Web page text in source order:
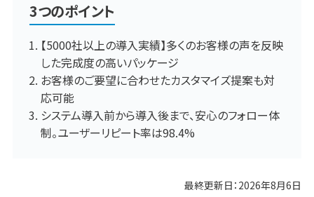
3つのポイント
【5000社以上の導入実績】多くのお客様の声を反映
した完成度の高いパッケージ
お客様のご要望に合わせたカスタマイズ提案も対
応可能
システム導入前から導入後まで、安心のフォロー体
制。ユーザーリピート率は98.4%
最終更新日： 2026年8月6日